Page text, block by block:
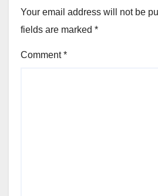
Your email address will not be
fields are marked *
Comment*